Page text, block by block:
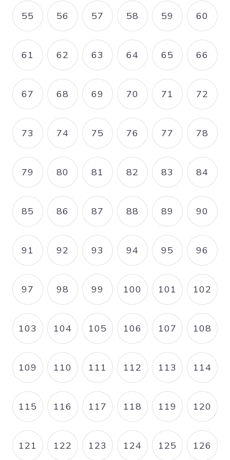
PAGE
55 PAGE
56 PAGE
57 PAGE
58 PAGE
59 PAGE
60
PAGE
61 PAGE
62 PAGE
63 PAGE
64 PAGE
65 PAGE
66
PAGE
67 PAGE
68 PAGE
69 PAGE
70 PAGE
71 PAGE
72
PAGE
73 PAGE
74 PAGE
75 PAGE
76 PAGE
77 PAGE
78
PAGE
79 PAGE
80 PAGE
81 PAGE
82 PAGE
83 PAGE
84
PAGE
85 PAGE
86 PAGE
87 PAGE
88 PAGE
89 PAGE
90
PAGE
91 PAGE
92 PAGE
93 PAGE
94 PAGE
95 PAGE
96
PAGE
97 PAGE
98 PAGE
99 PAGE
100 PAGE
101 PAGE
102
PAGE
103 PAGE
104 PAGE
105 PAGE
106 PAGE
107 PAGE
108
PAGE
109 PAGE
110 PAGE
111 PAGE
112 PAGE
113 PAGE
114
PAGE
115 PAGE
116 PAGE
117 PAGE
118 PAGE
119 PAGE
120
PAGE
121 PAGE
122 PAGE
123 PAGE
124 PAGE
125 PAGE
126